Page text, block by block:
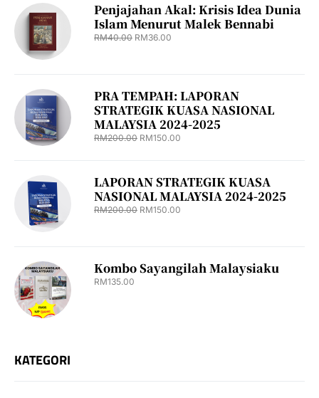
Penjajahan Akal: Krisis Idea Dunia
Islam Menurut Malek Bennabi
RM40.00 RM36.00
PRA TEMPAH: LAPORAN
STRATEGIK KUASA NASIONAL
MALAYSIA 2024-2025
RM200.00 RM150.00
LAPORAN STRATEGIK KUASA
NASIONAL MALAYSIA 2024-2025
RM200.00 RM150.00
Kombo Sayangilah Malaysiaku
RM135.00
KATEGORI